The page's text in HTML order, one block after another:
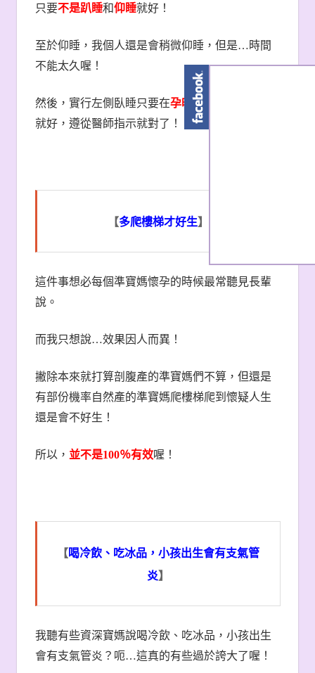
只要不是趴睡和仰睡就好！
至於仰睡，我個人還是會稍微仰睡，但是…時間
不能太久喔！
然後，實行左側臥睡只要在孕晚期最後
就好，遵從醫師指示就對了！
【多爬樓梯才好生】
這件事想必每個準寶媽懷孕的時候最常聽見長輩
說。
而我只想說…效果因人而異！
撇除本來就打算剖腹產的準寶媽們不算，但還是
有部份機率自然產的準寶媽爬樓梯爬到懷疑人生
還是會不好生！
所以， 並不是100％有效喔！
【喝冷飲、吃冰品，小孩出生會有支氣管
炎】
我聽有些資深寶媽說喝冷飲、吃冰品，小孩出生
會有支氣管炎？呃…這真的有些過於誇大了喔！